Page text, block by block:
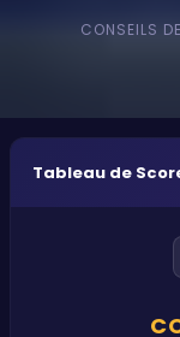
CONSEILS
Tableau de